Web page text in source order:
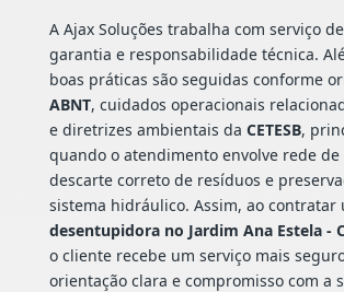
A Ajax Soluções trabalha com serviço
garantia e responsabilidade técnica.
boas práticas são seguidas conforme
ABNT, cuidados operacionais
e diretrizes ambientais da CETESB,
quando o atendimento envolve rede de
descarte correto de resíduos e
sistema hidráulico. Assim, ao contratar
desentupidora no Jardim Ana Estela -
o cliente recebe um serviço mais
orientação clara e compromisso com a